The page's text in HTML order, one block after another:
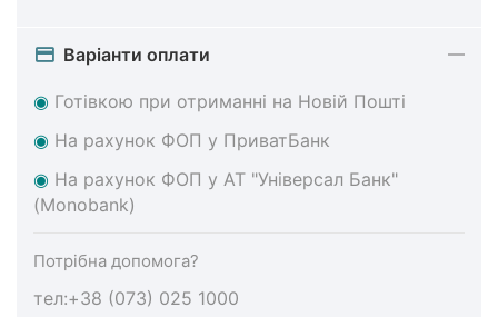
Варіанти оплати
◉ Готівкою при отриманні на Новій Пошті
◉ На рахунок ФОП у ПриватБанк
◉ На рахунок ФОП у АТ "Універсал Банк"
(Monobank)
Потрібна допомога?
тел:+38 (073) 025 1000